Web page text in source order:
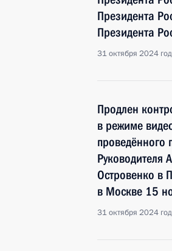
Президента
Президента
31 октября 2024
Продлен
в режиме
проведённого
Руководителя
Островенко в
в Москве 15
31 октября 2024